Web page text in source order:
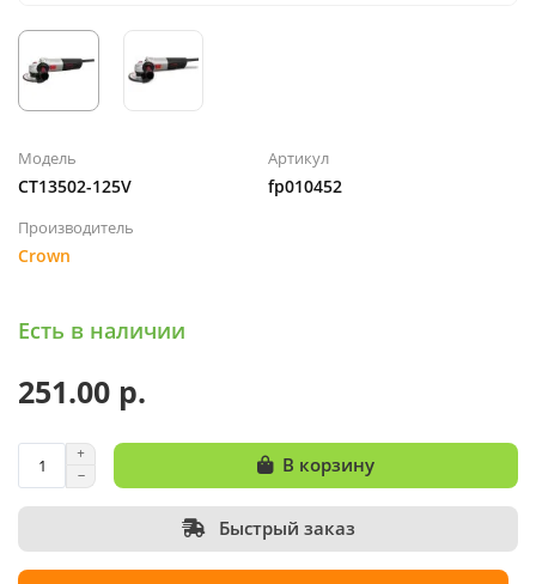
Модель
CT13502-125V
Артикул
fp010452
Производитель
Crown
Есть в наличии
251.00 р.
В корзину
Быстрый заказ